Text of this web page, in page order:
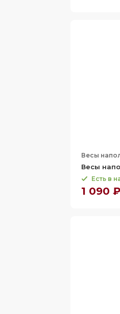
Весы
Весы
Есть в
1 090 ₽